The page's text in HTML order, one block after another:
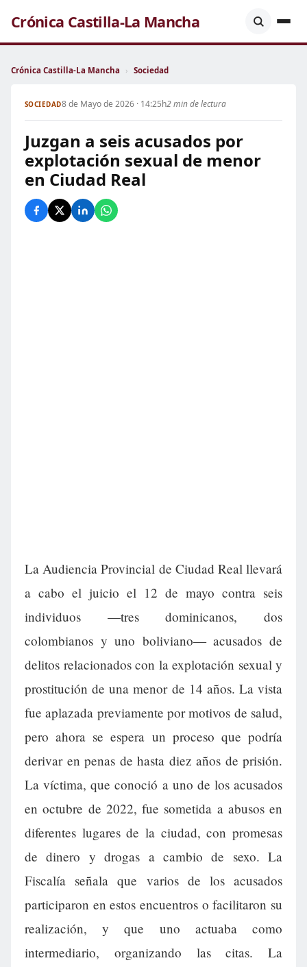
Crónica Castilla-La Mancha
Crónica Castilla-La Mancha › Sociedad
SOCIEDAD8 de Mayo de 2026 · 14:25h2 min de lectura
Juzgan a seis acusados por
explotación sexual de menor
en Ciudad Real
La Audiencia Provincial de Ciudad Real llevará
a cabo el juicio el 12 de mayo contra seis
individuos —tres dominicanos, dos
colombianos y uno boliviano— acusados de
delitos relacionados con la explotación sexual y
prostitución de una menor de 14 años. La vista
fue aplazada previamente por motivos de salud,
pero ahora se espera un proceso que podría
derivar en penas de hasta diez años de prisión.
La víctima, que conoció a uno de los acusados
en octubre de 2022, fue sometida a abusos en
diferentes lugares de la ciudad, con promesas
de dinero y drogas a cambio de sexo. La
Fiscalía señala que varios de los acusados
participaron en estos encuentros o facilitaron su
realización, y que uno actuaba como
intermediario, organizando las citas. La